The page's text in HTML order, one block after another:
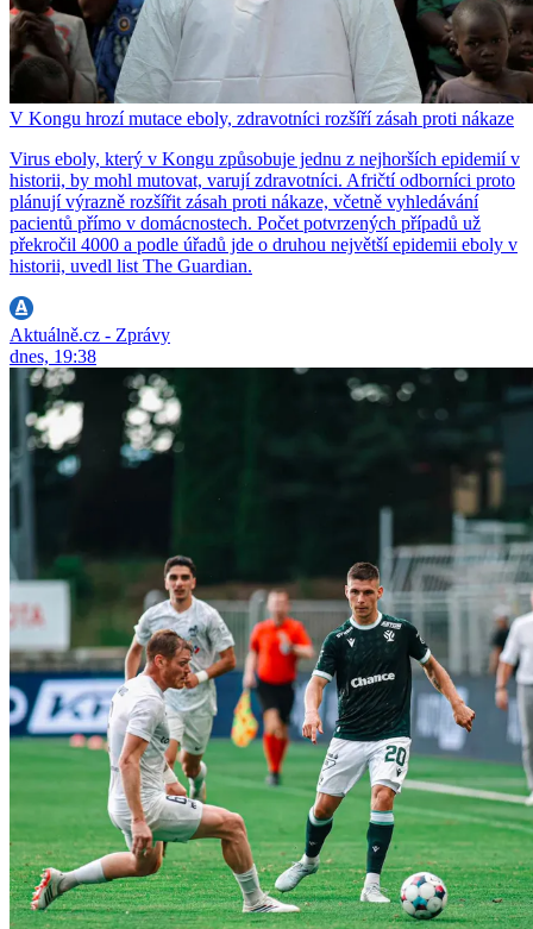
V Kongu hrozí mutace eboly, zdravotníci rozšíří zásah proti nákaze
Virus eboly, který v Kongu způsobuje jednu z nejhorších epidemií v
historii, by mohl mutovat, varují zdravotníci. Afričtí odborníci proto
plánují výrazně rozšířit zásah proti nákaze, včetně vyhledávání
pacientů přímo v domácnostech. Počet potvrzených případů už
překročil 4000 a podle úřadů jde o druhou největší epidemii eboly v
historii, uvedl list The Guardian.
Aktuálně.cz - Zprávy
dnes, 19:38